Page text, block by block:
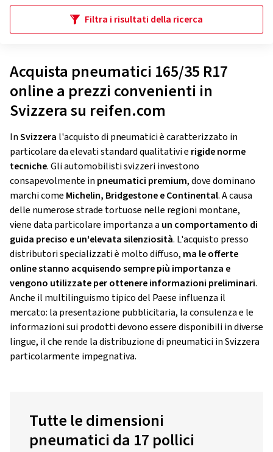
Filtra i risultati della ricerca
Acquista pneumatici 165/35 R17
online a prezzi convenienti in
Svizzera su reifen.com
InSvizzera l'acquisto di pneumatici è caratterizzato in
particolare da elevati standard qualitativi e rigide norme
tecniche. Gli automobilisti svizzeri investono
consapevolmente in pneumatici premium, dove dominano
marchi come Michelin, Bridgestone e Continental. A causa
delle numerose strade tortuose nelle regioni montane,
viene data particolare importanza a un comportamento di
guida preciso e un'elevata silenziosità. L'acquisto presso
distributori specializzati è molto diffuso, ma le offerte
online stanno acquisendo sempre più importanza e
vengono utilizzate per ottenere informazioni preliminari.
Anche il multilinguismo tipico del Paese influenza il
mercato: la presentazione pubblicitaria, la consulenza e le
informazioni sui prodotti devono essere disponibili in diverse
lingue, il che rende la distribuzione di pneumatici in Svizzera
particolarmente impegnativa.
Tutte le dimensioni
pneumatici da 17 pollici